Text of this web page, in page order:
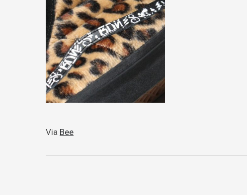
Via Bee